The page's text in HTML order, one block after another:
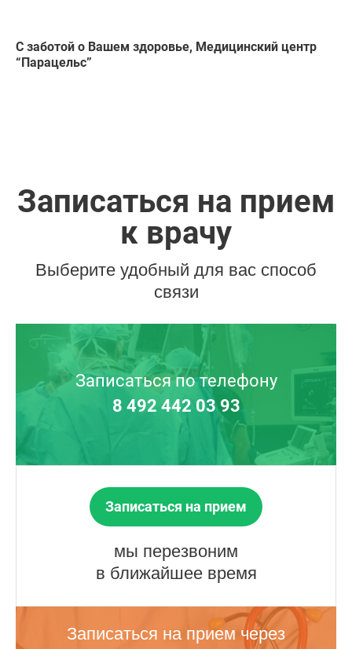
С заботой о Вашем здоровье, Медицинский центр
“Парацельс”
Записаться на прием
к врачу
Выберите удобный для вас способ
связи
Записаться по телефону
8 492 442 03 93
Записаться на прием
мы перезвоним
в ближайшее время
Записаться на прием через